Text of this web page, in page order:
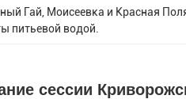
Гай, Моисеевка и Красная
питьевой водой.
сессии